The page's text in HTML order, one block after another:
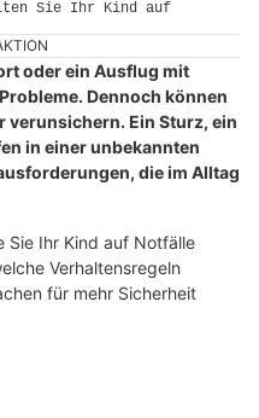
oder ein Ausflug mit
Dennoch können
verunsichern. Ein Sturz, ein
in einer unbekannten
die im Alltag
Sie Ihr Kind auf Notfälle
Verhaltensregeln
für mehr Sicherheit